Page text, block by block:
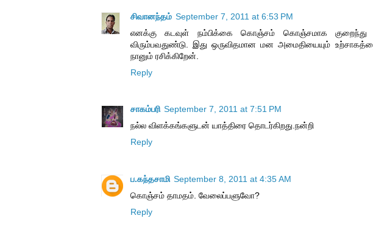
சிவானந்தம் September 7, 2011 at 6:53 PM
எனக்கு கடவுள் நம்பிக்கை கொஞ்சம் கொஞ்சமாக
விரும்பவதுண்டு. இது ஒருவிதமான மன அமைதியையும்
நானும் ரசிக்கிறேன்.
Reply
சாகம்பரி September 7, 2011 at 7:51 PM
நல்ல விளக்கங்களுடன் யாத்திரை தொடர்கிறது.நன்றி
Reply
ப.கந்தசாமி September 8, 2011 at 4:35 AM
கொஞ்சம் தாமதம். வேலைப்பளுவோ?
Reply